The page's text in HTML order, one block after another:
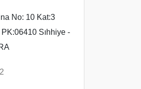
No: 10 Kat:3
Sıhhiye -